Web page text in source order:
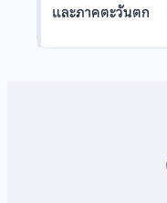
และภาคตะวันตก